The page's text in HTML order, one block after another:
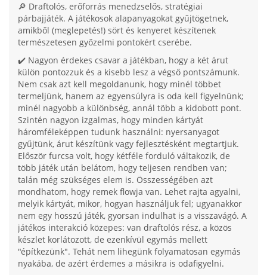
🔎 Draftolós, erőforrás menedzselős, stratégiai
párbajjáték. A játékosok alapanyagokat gyűjtögetnek,
amikből (meglepetés!) sört és kenyeret készítenek
természetesen győzelmi pontokért cserébe.
✔️ Nagyon érdekes csavar a játékban, hogy a két árut
külön pontozzuk és a kisebb lesz a végső pontszámunk.
Nem csak azt kell megoldanunk, hogy minél többet
termeljünk, hanem az egyensúlyra is oda kell figyelnünk;
minél nagyobb a különbség, annál több a kidobott pont.
Szintén nagyon izgalmas, hogy minden kártyát
háromféleképpen tudunk használni: nyersanyagot
gyűjtünk, árut készítünk vagy fejlesztésként megtartjuk.
Először furcsa volt, hogy kétféle forduló váltakozik, de
több játék után belátom, hogy teljesen rendben van;
talán még szükséges elem is. Összességében azt
mondhatom, hogy remek flowja van. Lehet rajta agyalni,
melyik kártyát, mikor, hogyan használjuk fel; ugyanakkor
nem egy hosszú játék, gyorsan indulhat is a visszavágó. A
játékos interakció közepes: van draftolós rész, a közös
készlet korlátozott, de ezenkívül egymás mellett
"építkezünk". Tehát nem lihegünk folyamatosan egymás
nyakába, de azért érdemes a másikra is odafigyelni.